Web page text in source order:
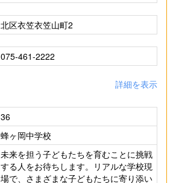
北区衣笠衣笠山町2
075-461-2222
詳細を表示
36
蜂ヶ岡中学校
未来を担う子どもたちを育むことに挑戦
する人をお待ちします。リアルな学校現
場で、さまざまな子どもたちに寄り添い